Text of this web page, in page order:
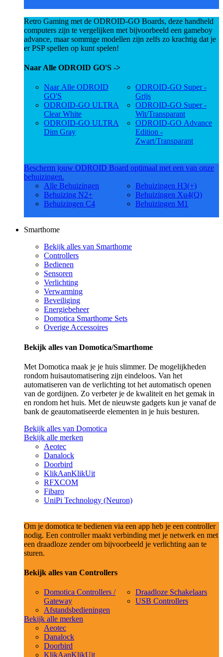
Retro Gaming met de ODROID-GO Boards, deze handheld
computers zijn te vergelijken met bijvoorbeeld een gameboy
advance, maar sommige modellen zijn zelfs zo krachtig dat je
er PSP spellen op kunt spelen!
Naar Alle ODROID GO'S ->
Naar Alle ODROID
GO'S
ODROID-GO ULTRA
Clear White
ODROID-GO ULTRA
Dim Gray
ODROID-GO Super -
Grijs
ODROID-GO Super -
Wit/Transparant
ODROID-GO Advance
Edition -
Zwart/Transparant
Bescherm jouw ODROID Board optimaal met een van onze
behuizingen.
Alle Behuizingen
Behuizing N2+
Behuizingen C4
Behuizingen H3(+)
Behuizingen Xu4(Q)
Behuizingen M1
Smarthome
Bekijk alles van Smarthome
Controllers
Bedienen
Sensoren
Verlichting
Verwarming
Beveiliging
Energiebeheer
Domotica Smarthome Sets
Overige Accessoires
Bekijk alles van Domotica/Smarthome
Met Domotica maak je je huis slimmer. De mogelijkheden
rondom huisautomatisering zijn eindeloos. Van het
automatiseren van de verlichting tot het automatisch openen
van de gordijnen. Zo verbeter je de kwaliteit en het gemak in
en rondom het huis. Met de nieuwste gadgets kun je vanaf de
bank de geautomatiseerde elementen in je huis besturen.
Bekijk alles van Domotica
Bekijk alle merken
Aeotec
Danalock
Doorbird
KlikAanKlikUit
RFXCOM
Fibaro
UniPi Technology (Neuron)
Om je domotica te bedienen via een app heb je een controller
nodig. Een controller maakt verbinding met je netwerk en met
een draadloze zender om bijvoorbeeld je verlichting aan te
sturen.
Bekijk alles van Controllers
Domotica Controllers /
Gateway
Afstandsbedieningen
Draadloze Schakelaars
USB Controllers
Bekijk alle merken
Aeotec
Danalock
Doorbird
KlikAanKlikUit